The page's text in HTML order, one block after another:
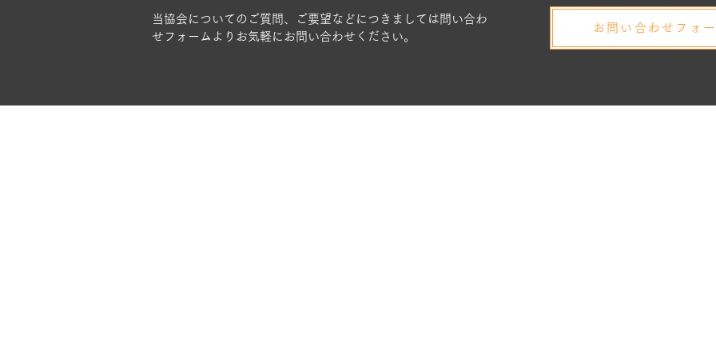
当協会についてのご質問、ご要望などにつきましては問い合わ
せフォームよりお気軽にお問い合わせください。
お問い合わせフォ